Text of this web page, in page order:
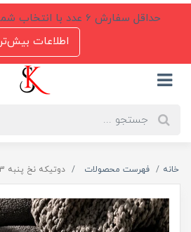
حداقل سفارش 6 عدد با انتخاب شما-هزینه ارسال رایگان
اطلاعات بیش‌تر
خانه فهرست محصولات دوتیکه نخ پنبه 23 تدی گیلاسی صورتی